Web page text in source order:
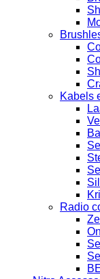
Kabels
Radio